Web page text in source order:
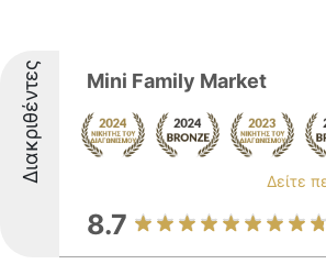
Διακριθέντες Mini Family Market
Δείτε
8.7